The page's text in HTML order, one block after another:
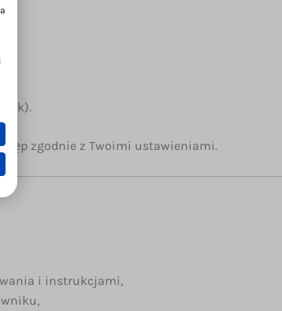
zgodnie z Twoimi ustawieniami.
i instrukcjami,